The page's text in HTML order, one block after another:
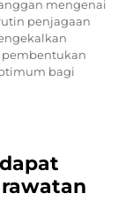
mengenai
penjagaan
pembentukan
bagi